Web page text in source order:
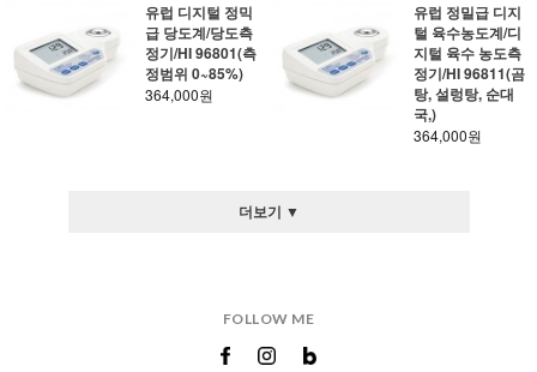
유럽 디지털 정믹
급 당도계/당도측
정기/HI 96801(측
정범위 0~85%)
364,000원
유럽 정밀급 디지
털 육수농도계/디
지털 육수 농도측
정기/HI 96811(곰
탕, 설렁탕, 순대
국,)
364,000원
더보기 ▼
FOLLOW ME